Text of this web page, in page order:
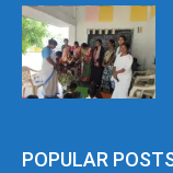
POPULAR